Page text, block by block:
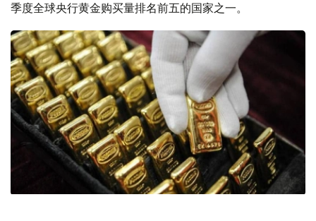
季度全球央行黄金购买量排名前五的国家之一。